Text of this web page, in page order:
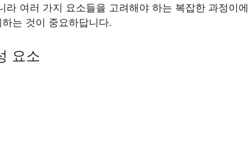
여러 가지 요소들을 고려해야 하는 복잡한 과정이에
는 것이 중요하답니다.
요소